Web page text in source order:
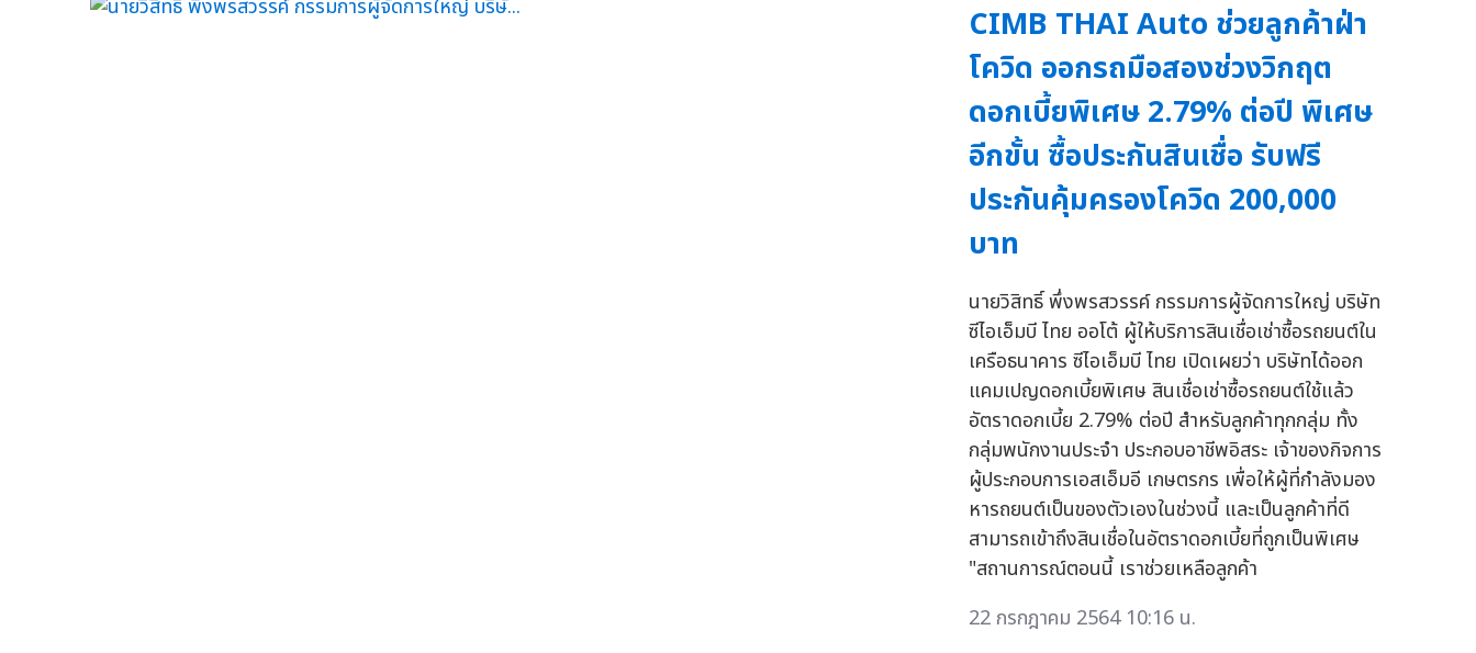
CIMB THAI Auto ช่วยลูกค้าฝ่า
โควิด ออกรถมือสองช่วงวิกฤต
ดอกเบี้ยพิเศษ 2.79% ต่อปี พิเศษ
อีกขั้น ซื้อประกันสินเชื่อ รับฟรี
ประกันคุ้มครองโควิด 200,000
บาท
นายวิสิทธิ์ พึ่งพรสวรรค์ กรรมการผู้จัดการใหญ่ บริษัท
ซีไอเอ็มบี ไทย ออโต้ ผู้ให้บริการสินเชื่อเช่าซื้อรถยนต์ใน
เครือธนาคาร ซีไอเอ็มบี ไทย เปิดเผยว่า บริษัทได้ออก
แคมเปญดอกเบี้ยพิเศษ สินเชื่อเช่าซื้อรถยนต์ใช้แล้ว
อัตราดอกเบี้ย 2.79% ต่อปี สำหรับลูกค้าทุกกลุ่ม ทั้ง
กลุ่มพนักงานประจำ ประกอบอาชีพอิสระ เจ้าของกิจการ
ผู้ประกอบการเอสเอ็มอี เกษตรกร เพื่อให้ผู้ที่กำลังมอง
หารถยนต์เป็นของตัวเองในช่วงนี้ และเป็นลูกค้าที่ดี
สามารถเข้าถึงสินเชื่อในอัตราดอกเบี้ยที่ถูกเป็นพิเศษ
"สถานการณ์ตอนนี้ เราช่วยเหลือลูกค้า
22 กรกฎาคม 2564 10:16 น.